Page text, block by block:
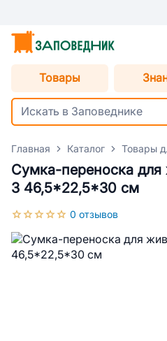
Товары
Главная Каталог Товары
Сумка-переноска
3 46,5*22,5*30 см
0 отзывов